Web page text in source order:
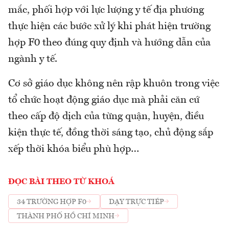
mắc, phối hợp với lực lượng y tế địa phương
thực hiện các bước xử lý khi phát hiện trường
hợp F0 theo đúng quy định và hướng dẫn của
ngành y tế.
Cơ sở giáo dục không nên rập khuôn trong việc
tổ chức hoạt động giáo dục mà phải căn cứ
theo cấp độ dịch của từng quận, huyện, điều
kiện thực tế, đồng thời sáng tạo, chủ động sắp
xếp thời khóa biểu phù hợp…
ĐỌC BÀI THEO TỪ KHOÁ
34 TRƯỜNG HỢP F0
DẠY TRỰC TIÉP
THÀNH PHỐ HỒ CHÍ MINH